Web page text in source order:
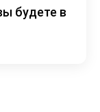
будете в